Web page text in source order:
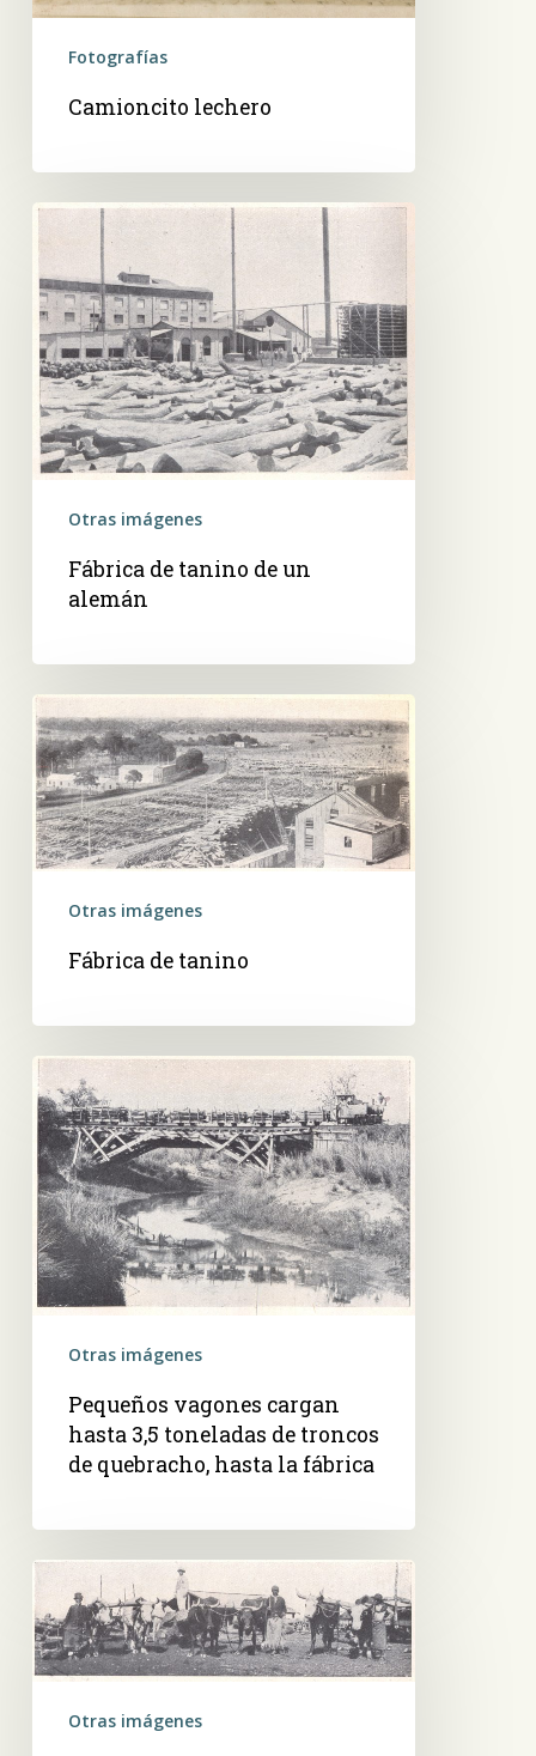
Fotografías
Camioncito lechero
Fábrica
de
tanino
de
un
alemán
Otras imágenes
Fábrica de tanino de un
alemán
Fábrica
de
tanino
Otras imágenes
Fábrica de tanino
Pequeños
vagones
cargan
hasta
3,5
toneladas
de
troncos
quebracho,
fábrica
Otras imágenes
Pequeños vagones cargan
hasta 3,5 toneladas de troncos
de quebracho, hasta la fábrica
tiradas
por
bueyes
troncosOtras imágenes